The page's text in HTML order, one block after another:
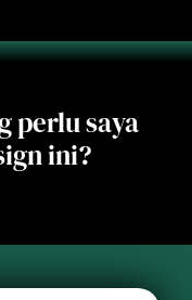
perlu saya
ini?